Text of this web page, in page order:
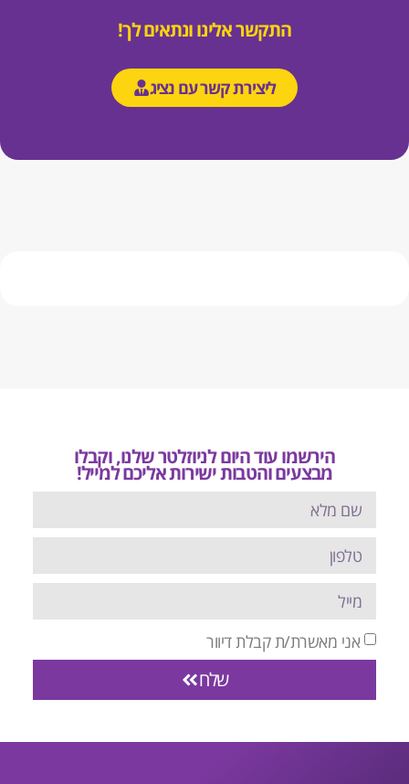
התקשר אלינו ונתאים לך!
ליצירת קשר עם נציג
הירשמו עוד היום לניוזלטר שלנו, וקבלו
מבצעים והטבות ישירות אליכם למייל!
אני מאשרת/ת קבלת דיוור